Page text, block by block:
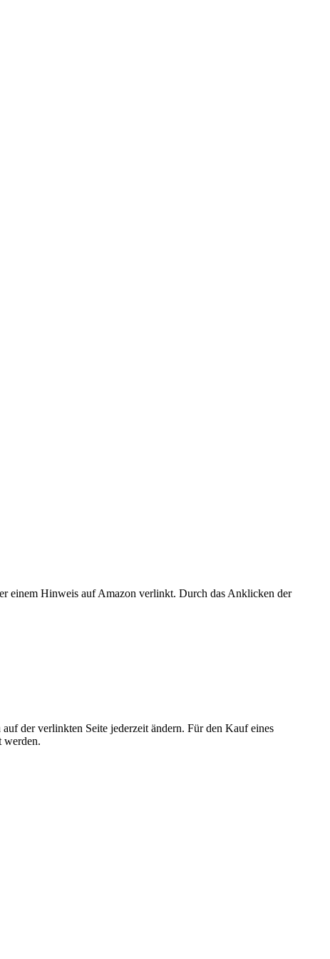
einem Hinweis auf Amazon verlinkt. Durch das Anklicken der
der verlinkten Seite jederzeit ändern. Für den Kauf eines
werden.